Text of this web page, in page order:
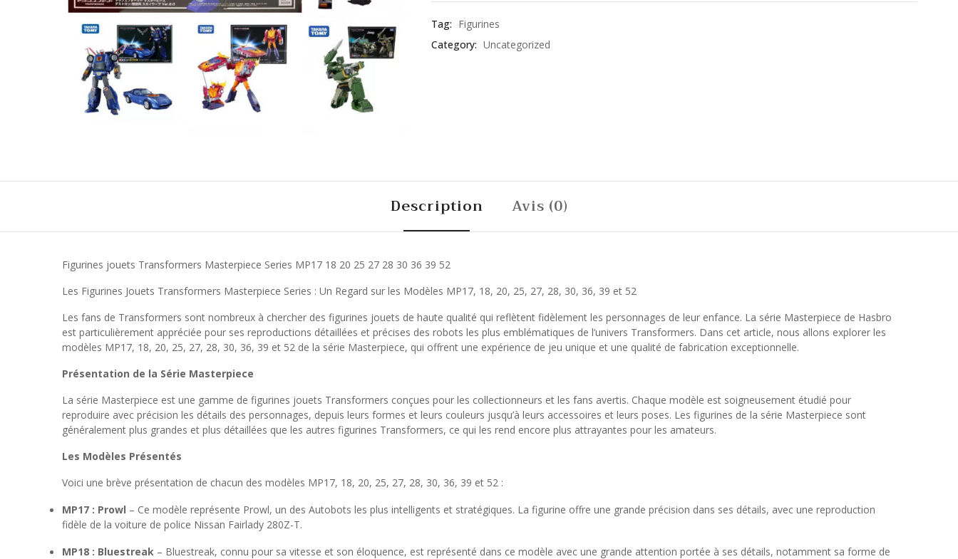
Tag: Figurines
Category: Uncategorized
Description Avis (0)
Figurines jouets Transformers Masterpiece Series MP17 18 20 25 27 28 30 36 39 52
Les Figurines Jouets Transformers Masterpiece Series : Un Regard sur les Modèles MP17, 18, 20, 25, 27, 28, 30, 36, 39 et 52
Les fans de Transformers sont nombreux à chercher des figurines jouets de haute qualité qui reflètent fidèlement les personnages de leur enfance. La série Masterpiece de Hasbro
est particulièrement appréciée pour ses reproductions détaillées et précises des robots les plus emblématiques de l’univers Transformers. Dans cet article, nous allons explorer les
modèles MP17, 18, 20, 25, 27, 28, 30, 36, 39 et 52 de la série Masterpiece, qui offrent une expérience de jeu unique et une qualité de fabrication exceptionnelle.
Présentation de la Série Masterpiece
La série Masterpiece est une gamme de figurines jouets Transformers conçues pour les collectionneurs et les fans avertis. Chaque modèle est soigneusement étudié pour
reproduire avec précision les détails des personnages, depuis leurs formes et leurs couleurs jusqu’à leurs accessoires et leurs poses. Les figurines de la série Masterpiece sont
généralement plus grandes et plus détaillées que les autres figurines Transformers, ce qui les rend encore plus attrayantes pour les amateurs.
Les Modèles Présentés
Voici une brève présentation de chacun des modèles MP17, 18, 20, 25, 27, 28, 30, 36, 39 et 52 :
MP17 : Prowl – Ce modèle représente Prowl, un des Autobots les plus intelligents et stratégiques. La figurine offre une grande précision dans ses détails, avec une reproduction
fidèle de la voiture de police Nissan Fairlady 280Z-T.
MP18 : Bluestreak – Bluestreak, connu pour sa vitesse et son éloquence, est représenté dans ce modèle avec une grande attention portée à ses détails, notamment sa forme de